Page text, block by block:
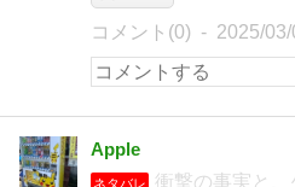
コメント(0) 2025/03/
Apple
ネタバレ
衝撃の事実と